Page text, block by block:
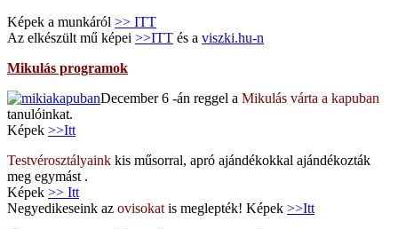
Képek a munkáról >> ITT
Az elkészült mű képei >>ITT és a viszki.hu-n
Mikulás programok
December 6 -án reggel a Mikulás várta a kapuban
tanulóinkat.
Képek >>Itt
Testvérosztályaink kis műsorral, apró ajándékokkal ajándékozták
meg egymást .
Képek >> Itt
Negyedikeseink az ovisokat is meglepték! Képek >>Itt